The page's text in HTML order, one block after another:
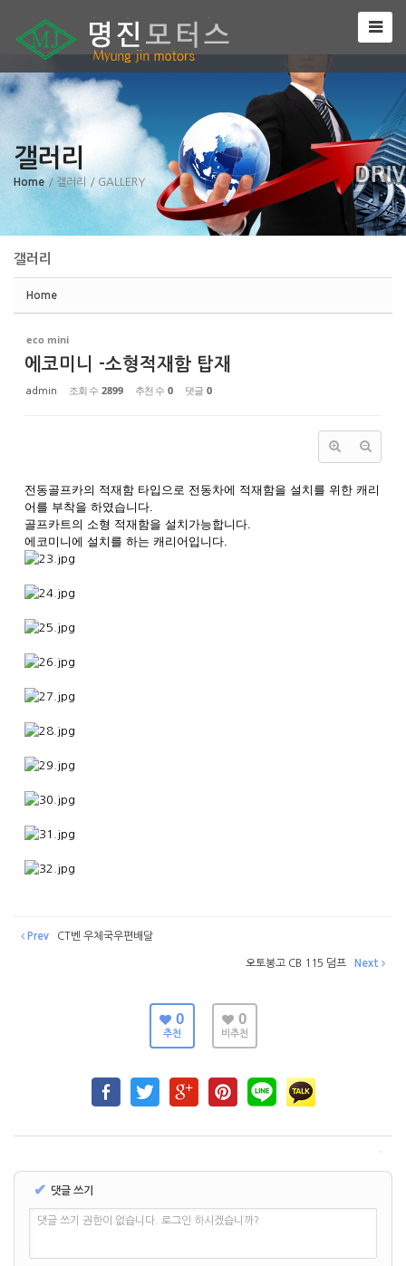
갤러리
Home / 갤러리 / GALLERY
갤러리
Home
eco mini
에코미니 -소형적재함 탑재
admin 조회 수 2899 추천 수 0 댓글 0
전동골프카의 적재함 타입으로 전동차에 적재함을 설치를 위한 캐리
어를 부착을 하였습니다.
골프카트의 소형 적재함을 설치가능합니다.
에코미니에 설치를 하는 캐리어입니다.
Prev CT벤 우체국우편배달
오토봉고 CB 115 덤프 Next
0
추천
0
비추천
✔ 댓글 쓰기
댓글 쓰기 권한이 없습니다. 로그인 하시겠습니까?
Sketchbook5, 스케치북5
Sketchbook5, 스케치북5